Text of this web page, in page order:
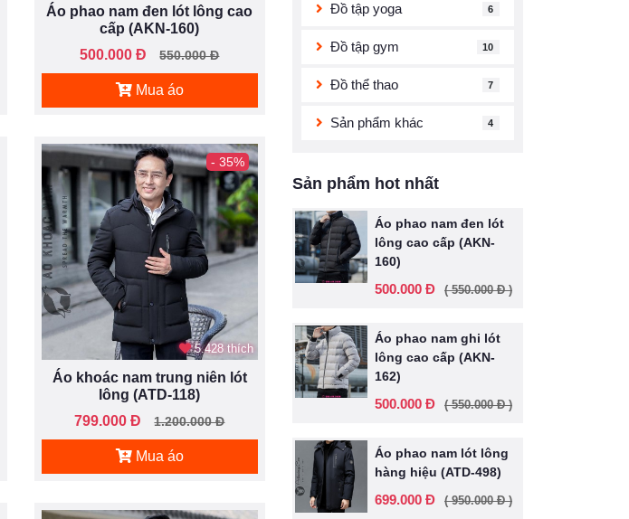
Áo phao nam đen lót lông cao
cấp (AKN-160)
500.000 Đ
550.000 Đ
Mua áo
- 35%
5.428 thích
Áo khoác nam trung niên lót
lông (ATD-118)
799.000 Đ
1.200.000 Đ
Mua áo
Đồ tập yoga 6
Đồ tập gym 10
Đồ thể thao 7
Sản phẩm khác 4
Sản phẩm hot nhất
Áo phao nam đen lót
lông cao cấp (AKN-
160)
500.000 Đ ( 550.000 Đ )
Áo phao nam ghi lót
lông cao cấp (AKN-
162)
500.000 Đ ( 550.000 Đ )
Áo phao nam lót lông
hàng hiệu (ATD-498)
699.000 Đ ( 950.000 Đ )